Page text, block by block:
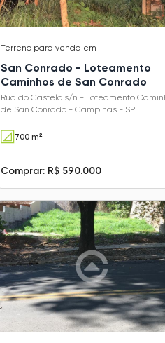
Terreno para venda em
San Conrado - Loteamento
Caminhos de San Conrado
Rua do Castelo s/n - Loteamento
de San Conrado - Campinas - SP
700 m²
Comprar: R$ 590.000